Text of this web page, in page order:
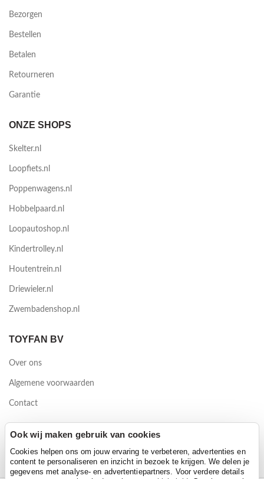
Bezorgen
Bestellen
Betalen
Retourneren
Garantie
ONZE SHOPS
Skelter.nl
Loopfiets.nl
Poppenwagens.nl
Hobbelpaard.nl
Loopautoshop.nl
Kindertrolley.nl
Houtentrein.nl
Driewieler.nl
Zwembadenshop.nl
TOYFAN BV
Over ons
Algemene voorwaarden
Contact
Ook wij maken gebruik van cookies
Cookies helpen ons om jouw ervaring te verbeteren, advertenties en
content te personaliseren en inzicht in bezoek te krijgen. We delen je
gegevens met analyse- en advertentiepartners. Voor verdere details